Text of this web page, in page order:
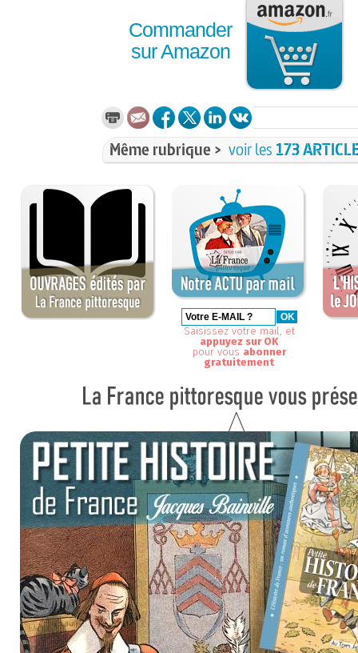
Commander
sur Amazon
Même rubrique > voir les 173
Saisissez votre mail, et
appuyez sur OK
pour vous abonner
gratuitement